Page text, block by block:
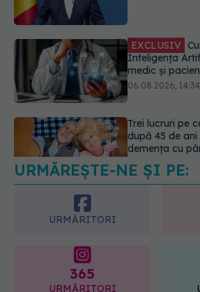
Trei lucruri pe
după 45 de
demența cu
06.08.2026, 13:03
Colebil și
temporar în
explică de ce a
06.08.2026, 16:37
URMĂREȘTE-NE ȘI PE:
URMĂRITORI
365
URMĂRITORI